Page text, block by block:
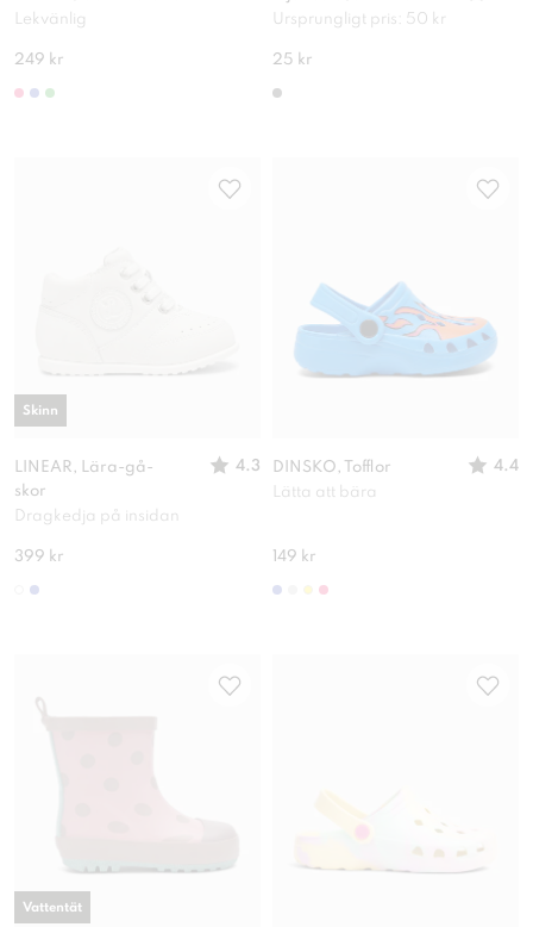
Lekvänlig
249 kr
Ursprungligt pris: 50 kr
25 kr
LINEAR, Lära-gå-
skor
4.3
Dragkedja på insidan
399 kr
Skinn
DINSKO, Tofflor
4.4
Lätta att bära
149 kr
Vattentät